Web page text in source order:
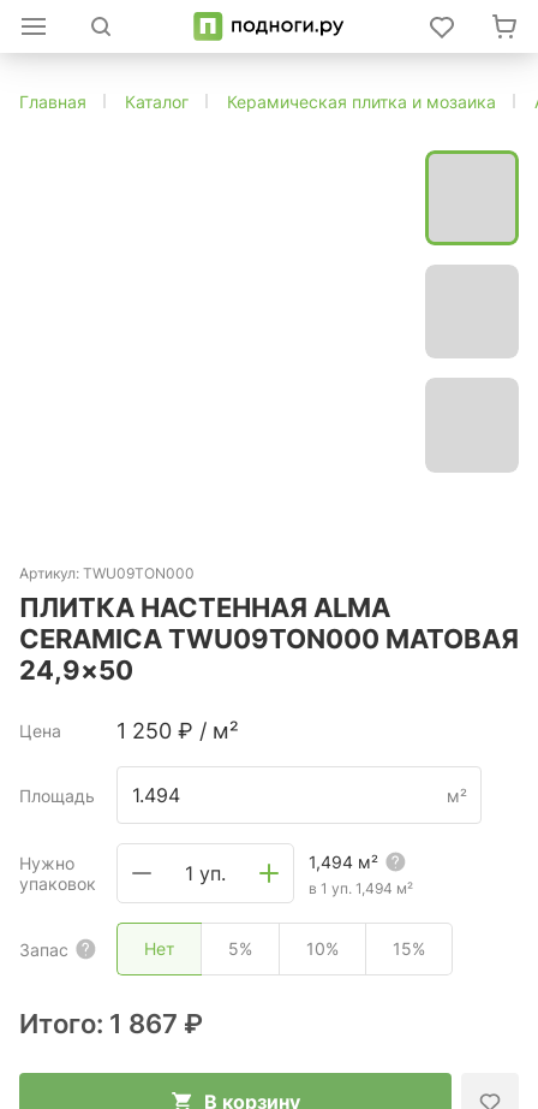
Главная Каталог Керамическая плитка и мозаика
Артикул: TWU09TON000
ПЛИТКА НАСТЕННАЯ ALMA
CERAMICA TWU09TON000 МАТОВАЯ
24,9×50
Цена 1 250 ₽ / м²
Площадь м²
Нужно
упаковок
1 уп. 1,494 м²
в 1 уп. 1,494 м²
Запас Нет 5% 10% 15%
Итого: 1 867 ₽
В корзину